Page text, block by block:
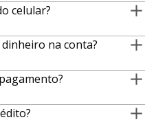
com um celular compatível
Mesmo quem está
celular?
como garantia. Caso as
ser bloqueado
do pagamento.
na conta?
em até 24 horas úteis.
viaboleto bancário ou PIX.